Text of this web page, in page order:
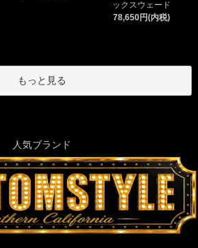
ックスウェード
78,650円(内税)
もっと見る
人気ブランド